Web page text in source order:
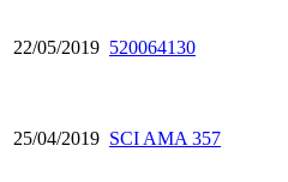
22/05/2019 520064130
25/04/2019 SCI AMA 357